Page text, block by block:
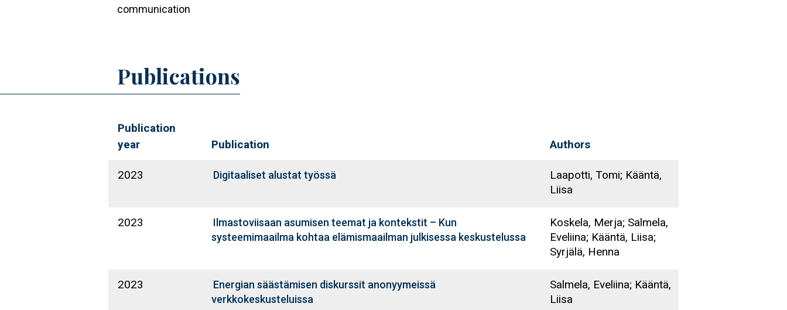
communication
Publications
Publication
year
Publication Authors
2023 Digitaaliset alustat työssä
Laapotti, Tomi; Kääntä,
Liisa
2023
Ilmastoviisaan asumisen teemat ja kontekstit – Kun
systeemimaailma kohtaa elämismaailman julkisessa keskustelussa
Koskela, Merja; Salmela,
Eveliina; Kääntä, Liisa;
Syrjälä, Henna
2023
Energian säästämisen diskurssit anonyymeissä
verkkokeskusteluissa
Salmela, Eveliina; Kääntä,
Liisa